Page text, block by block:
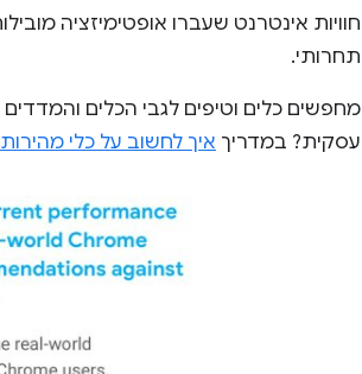
תחרותי.
מחפשים כלים וטיפים לגבי הכלים
עסקית? במדריך איך לחשוב על כלי מהירות